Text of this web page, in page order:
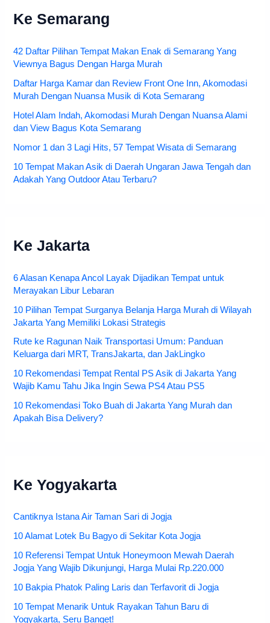
Ke Semarang
42 Daftar Pilihan Tempat Makan Enak di Semarang Yang
Viewnya Bagus Dengan Harga Murah
Daftar Harga Kamar dan Review Front One Inn, Akomodasi
Murah Dengan Nuansa Musik di Kota Semarang
Hotel Alam Indah, Akomodasi Murah Dengan Nuansa Alami
dan View Bagus Kota Semarang
Nomor 1 dan 3 Lagi Hits, 57 Tempat Wisata di Semarang
10 Tempat Makan Asik di Daerah Ungaran Jawa Tengah dan
Adakah Yang Outdoor Atau Terbaru?
Ke Jakarta
6 Alasan Kenapa Ancol Layak Dijadikan Tempat untuk
Merayakan Libur Lebaran
10 Pilihan Tempat Surganya Belanja Harga Murah di Wilayah
Jakarta Yang Memiliki Lokasi Strategis
Rute ke Ragunan Naik Transportasi Umum: Panduan
Keluarga dari MRT, TransJakarta, dan JakLingko
10 Rekomendasi Tempat Rental PS Asik di Jakarta Yang
Wajib Kamu Tahu Jika Ingin Sewa PS4 Atau PS5
10 Rekomendasi Toko Buah di Jakarta Yang Murah dan
Apakah Bisa Delivery?
Ke Yogyakarta
Cantiknya Istana Air Taman Sari di Jogja
10 Alamat Lotek Bu Bagyo di Sekitar Kota Jogja
10 Referensi Tempat Untuk Honeymoon Mewah Daerah
Jogja Yang Wajib Dikunjungi, Harga Mulai Rp.220.000
10 Bakpia Phatok Paling Laris dan Terfavorit di Jogja
10 Tempat Menarik Untuk Rayakan Tahun Baru di
Yogyakarta, Seru Banget!